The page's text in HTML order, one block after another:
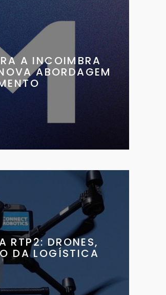
A INCOIMBRA
ABORDAGEM
RTP2: DRONES,
DA LOGÍSTICA